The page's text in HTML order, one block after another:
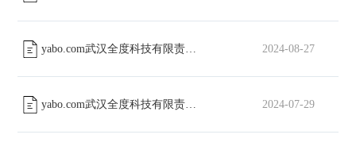
yabo.com武汉全度科技有限责任公司股份有限公司包装类物料招标通知 2024-08-27
yabo.com武汉全度科技有限责任公司工会委员会篮球场改造工程磋商公告 2024-07-29